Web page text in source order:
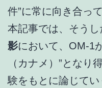
件”に常に向き合って
本記事では、そうし
影において、OM-1
（カナメ）”となり
験をもとに論じてい